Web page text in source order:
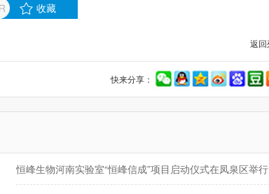
收藏
返回
快来分享：
恒峰生物河南实验室“恒峰信成”项目启动仪式在凤泉区举行